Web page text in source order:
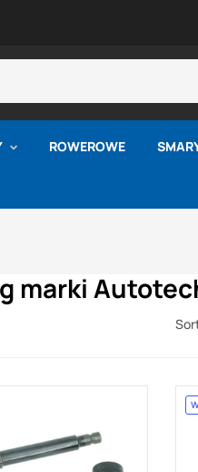
ROWEROWE
marki